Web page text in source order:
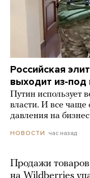
Российская
выходит из-под
Путин использует
власти. И все чаще
давления на
НОВОСТИ час назад
Продажи
на Wildberries